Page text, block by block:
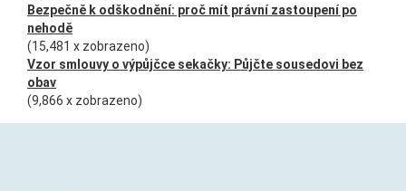
Bezpečně k odškodnění: proč mít právní zastoupení po
nehodě
(15,481 x zobrazeno)
Vzor smlouvy o výpůjčce sekačky: Půjčte sousedovi bez
obav
(9,866 x zobrazeno)